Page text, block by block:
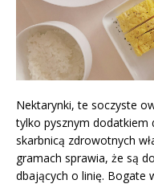
Nektarynki, te soczyste
tylko pysznym dodatkiem
skarbnicą zdrowotnych
gramach sprawia, że są
dbających o linię. Bogate